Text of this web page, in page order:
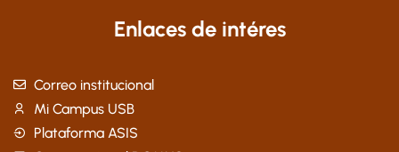
Enlaces de intéres
Correo institucional
Mi Campus USB
Plataforma ASIS